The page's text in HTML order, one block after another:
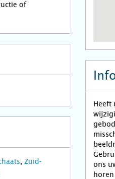
of
, Zuid-
Heeft
ons